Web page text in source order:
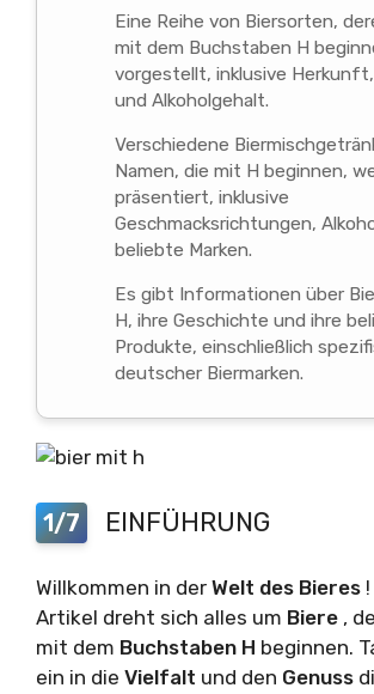
Eine Reihe von Biersorten,
mit dem Buchstaben H
vorgestellt, inklusive Herkunft,
und Alkoholgehalt.
Verschiedene
Namen, die mit H beginnen,
präsentiert, inklusive
Geschmacksrichtungen,
beliebte Marken.
Es gibt Informationen über
H, ihre Geschichte und ihre
Produkte, einschließlich
deutscher Biermarken.
1/7 EINFÜHRUNG
Willkommen in der Welt des Bieres
Artikel dreht sich alles um Biere ,
mit dem Buchstaben H beginnen.
ein in die Vielfalt und den Genuss